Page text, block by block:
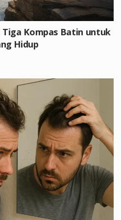
Tiga Kompas Batin untuk
Hidup